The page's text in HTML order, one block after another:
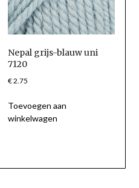
Nepal grijs-blauw uni
7120
€2.75
Toevoegen aan
winkelwagen